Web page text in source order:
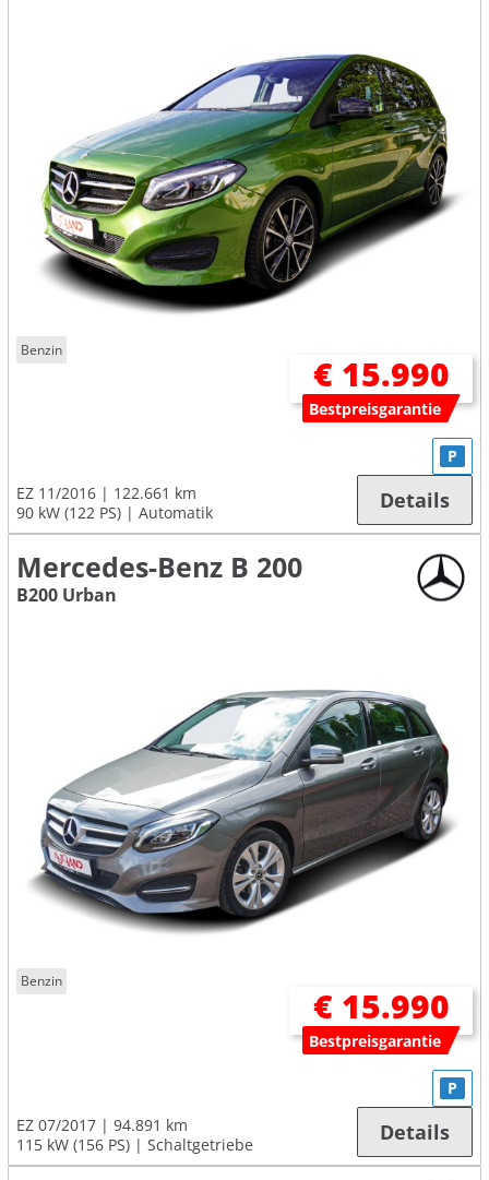
Benzin
€ 15.990
Bestpreisgarantie
EZ 11/2016
122.661 km
90 kW (122 PS)
Automatik
P
Details
Mercedes-Benz B 200
B200 Urban
Benzin
€ 15.990
Bestpreisgarantie
EZ 07/2017
94.891 km
115 kW (156 PS)
Schaltgetriebe
P
Details